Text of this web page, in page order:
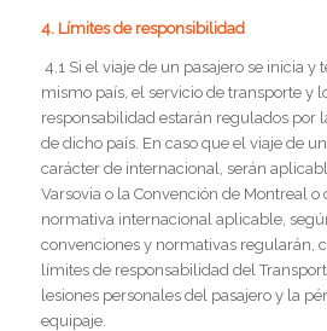
4. Límites de responsibilidad
4.1 Si el viaje de un pasajero se inicia y
mismo país, el servicio de transporte y
responsabilidad estarán regulados por
de dicho país. En caso que el viaje de
carácter de internacional, serán
Varsovia o la Convención de Montreal o
normativa internacional aplicable,
convenciones y normativas regularán,
límites de responsabilidad del
lesiones personales del pasajero y la
equipaje.